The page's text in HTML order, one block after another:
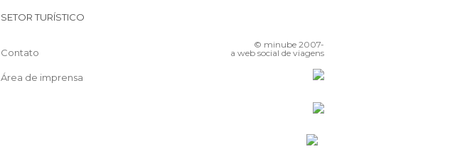
SETOR TURÍSTICO
Contato
Área de imprensa
© minube 2007-
a web social de viagens